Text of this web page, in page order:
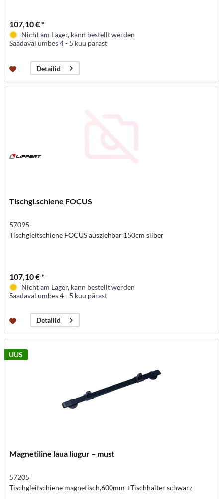
107,10 € *
Nicht am Lager, kann bestellt werden
Saadaval umbes 4 - 5 kuu pärast
Detailid
Tischgl.schiene FOCUS
57095
Tischgleitschiene FOCUS ausziehbar 150cm silber
107,10 € *
Nicht am Lager, kann bestellt werden
Saadaval umbes 4 - 5 kuu pärast
Detailid
UUS
Magnetiline laua liugur – must
57205
Tischgleitschiene magnetisch,600mm +Tischhalter schwarz